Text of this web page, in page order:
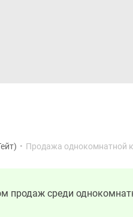
• Продажа однокомнатной
продаж среди